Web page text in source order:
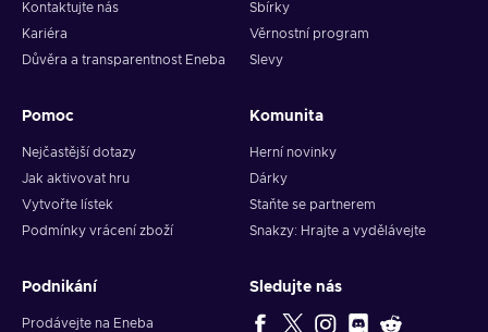
Kontaktujte nás
Kariéra
Důvěra a transparentnost Eneba
Sbírky
Věrnostní program
Slevy
Pomoc
Nejčastější dotazy
Jak aktivovat hru
Vytvořte lístek
Podmínky vrácení zboží
Komunita
Herní novinky
Dárky
Staňte se partnerem
Snakzy: Hrajte a vydělávejte
Podnikání
Prodávejte na Eneba
Sledujte nás